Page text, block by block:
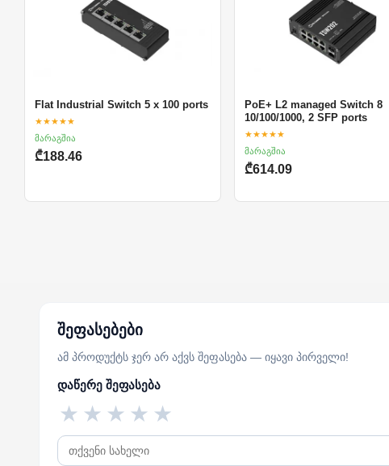
Flat Industrial Switch 5 x 100 ports
★★★★★
მარაგშია
₾188.46
PoE+ L2 managed Switch 8
10/100/1000, 2 SFP ports
★★★★★
მარაგშია
₾614.09
შეფასებები
ამ პროდუქტს ჯერ არ აქვს შეფასება — იყავი პირველი!
დაწერე შეფასება
★
★
★
★
★